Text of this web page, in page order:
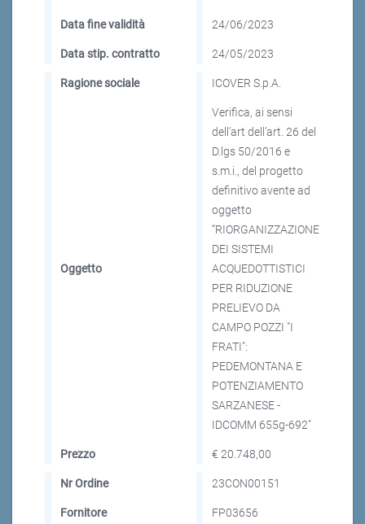
Data fine validità 24/06/2023
Data stip. contratto 24/05/2023
Ragione sociale ICOVER S.p.A.
Oggetto
Verifica, ai sensi
dell’art dell’art. 26 del
D.lgs 50/2016 e
s.m.i., del progetto
definitivo avente ad
oggetto
“RIORGANIZZAZIONE
DEI SISTEMI
ACQUEDOTTISTICI
PER RIDUZIONE
PRELIEVO DA
CAMPO POZZI "I
FRATI":
PEDEMONTANA E
POTENZIAMENTO
SARZANESE -
IDCOMM 655g-692"
Prezzo € 20.748,00
Nr Ordine 23CON00151
Fornitore FP03656